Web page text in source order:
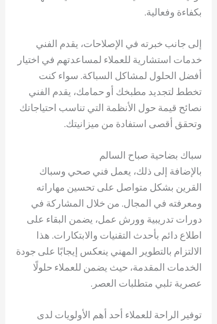
بكفاءة وفعالية.
إلى جانب خبرته في الإصلاحات، يقدم الفني
خدمات استشارية للعملاء لمساعدتهم في اختيار
أفضل الحلول لمشاكل السباكة. سواء كنت
تخطط لتجديد مطبخك أو حمامك، يقدم الفني
نصائح قيمة حول الأنظمة التي تناسب احتياجاتك
وتحقق أقصى استفادة من ميزانيتك.
سباك بضاحية صباح السالم
بالإضافة إلى ذلك، يعمل فني صحي وسباك
القرين بشكل متواصل على تحسين مهاراته
ومعرفته في المجال. من خلال المشاركة في
دورات تدريبية وورش عمل، يضمن البقاء على
اطلاع دائم بأحدث التقنيات والابتكارات. هذا
الالتزام بالتطوير المهني ينعكس إيجابًا على جودة
الخدمات المقدمة، حيث يضمن للعملاء حلولًا
عصرية تلبي متطلبات العصر.
توفير الراحة للعملاء أحد أهم الأولويات لدى